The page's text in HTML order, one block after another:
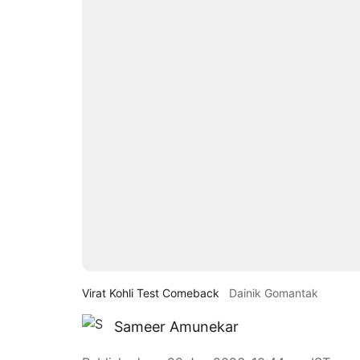
Virat Kohli Test Comeback Dainik Gomantak
Sameer Amunekar